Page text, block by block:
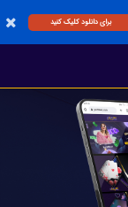
برای دانلود کلیک کنید